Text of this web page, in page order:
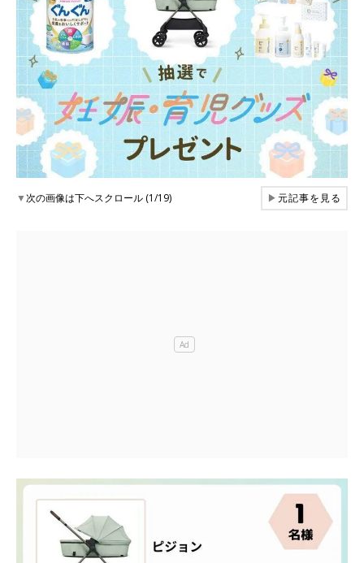
▼次の画像は下へスクロール (1/19) ▶元記事を見る